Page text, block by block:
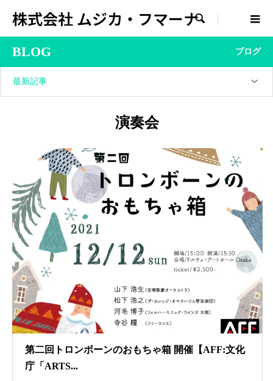
株式会社 ムジカ・フマーナ
BLOG ブログ
最新記事
演奏会
第二回トロンボーンのおもちゃ箱 開催【AFF:文化
庁「ARTS...